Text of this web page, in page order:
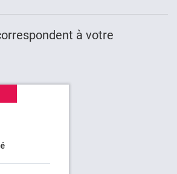
CONNEXION à votre